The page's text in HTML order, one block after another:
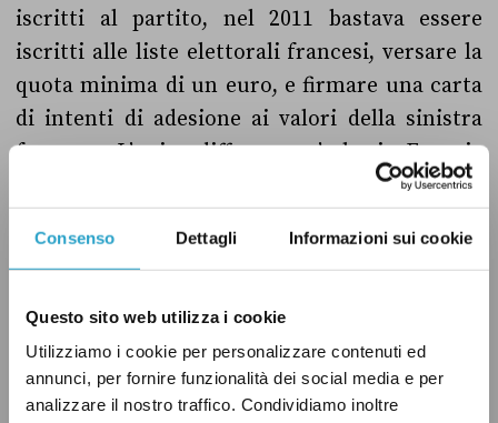
Consenso Dettagli Informazioni sui cookie
Questo sito web utilizza i cookie
Utilizziamo i cookie per personalizzare contenuti ed
annunci, per fornire funzionalità dei social media e per
analizzare il nostro traffico. Condividiamo inoltre
iscritti al partito, nel 2011 bastava essere
iscritti alle liste elettorali francesi, versare la
quota minima di un euro, e firmare una carta
di intenti di adesione ai valori della sinistra
francese. L’unica differenza e’ che in Francia
non è registrata
controllo dell’autorità giudiziaria al fine di
Inoltre,lo scorso 31 ottobreil Garante della